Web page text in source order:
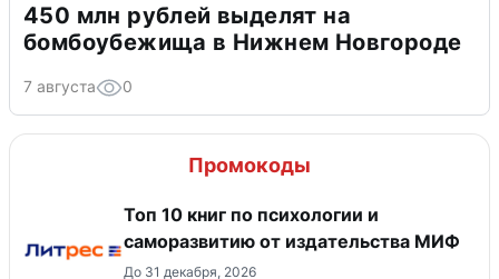
450 млн рублей выделят на
бомбоубежища в Нижнем Новгороде
7 августа 0
Промокоды
Топ 10 книг по психологии и
саморазвитию от издательства МИФ
До 31 декабря, 2026